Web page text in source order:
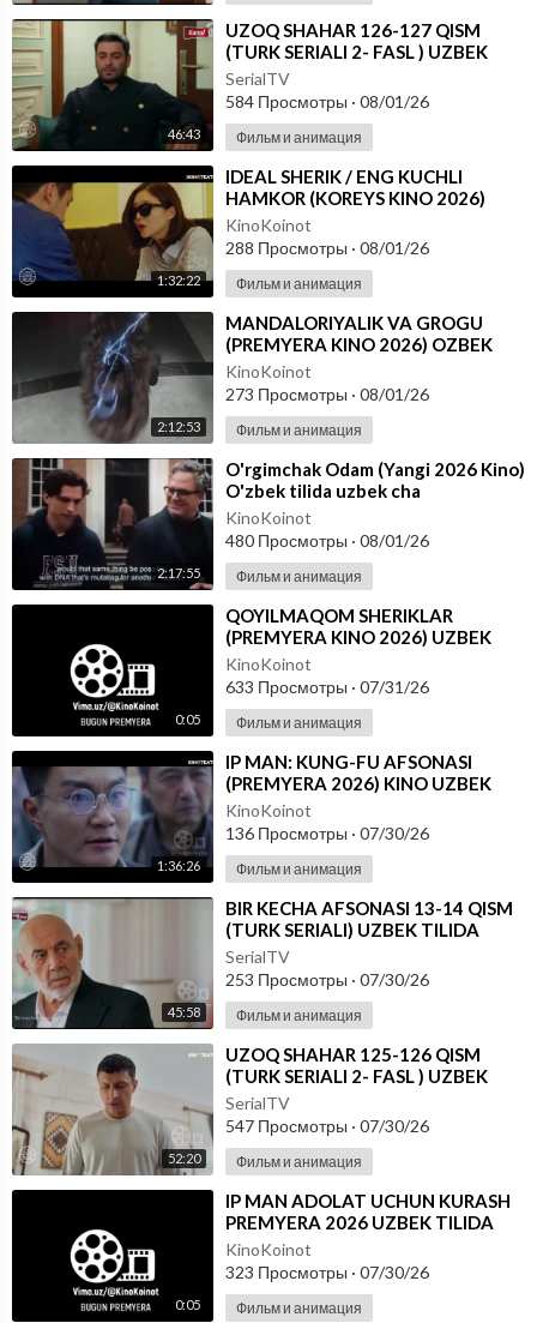
46:43
⁣UZOQ SHAHAR 126-127 QISM
(TURK SERIALI 2- FASL ) UZBEK
TILIDA
SerialTV
584 Просмотры · 08/01/26
Фильм и анимация
1:32:22
⁣IDEAL SHERIK / ENG KUCHLI
HAMKOR (KOREYS KINO 2026)
UZBEK TILIDA
KinoKoinot
288 Просмотры · 08/01/26
Фильм и анимация
2:12:53
⁣MANDALORIYALIK VA GROGU
(PREMYERA KINO 2026) OZBEK
TILIDA
KinoKoinot
273 Просмотры · 08/01/26
Фильм и анимация
2:17:55
⁣O'rgimchak Odam (Yangi 2026 Kino)
O'zbek tilida uzbek cha
KinoKoinot
480 Просмотры · 08/01/26
Фильм и анимация
0:05
⁣QOYILMAQOM SHERIKLAR
(PREMYERA KINO 2026) UZBEK
TILIDA
KinoKoinot
633 Просмотры · 07/31/26
Фильм и анимация
1:36:26
⁣IP MAN: KUNG-FU AFSONASI
(PREMYERA 2026) KINO UZBEK
TILIDA - SKACHAT
KinoKoinot
136 Просмотры · 07/30/26
Фильм и анимация
45:58
⁣BIR KECHA AFSONASI 13-14 QISM
(TURK SERIALI) UZBEK TILIDA
SerialTV
253 Просмотры · 07/30/26
Фильм и анимация
52:20
⁣UZOQ SHAHAR 125-126 QISM
(TURK SERIALI 2- FASL ) UZBEK
TILIDA
SerialTV
547 Просмотры · 07/30/26
Фильм и анимация
0:05
⁣IP MAN ADOLAT UCHUN KURASH
PREMYERA 2026 UZBEK TILIDA
KinoKoinot
323 Просмотры · 07/30/26
Фильм и анимация